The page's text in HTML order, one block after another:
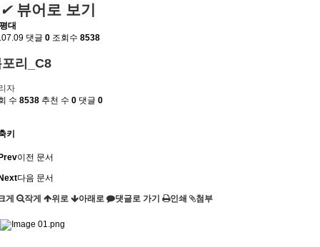
✔ 뷰어로 보기
대
댓글 0 조회수 8538
리_C8
자
수 8538 추천 수 0 댓글 0
키
이전 문서
다음 문서
게 작게 위로 아래로 댓글로 가기 인쇄 첨부